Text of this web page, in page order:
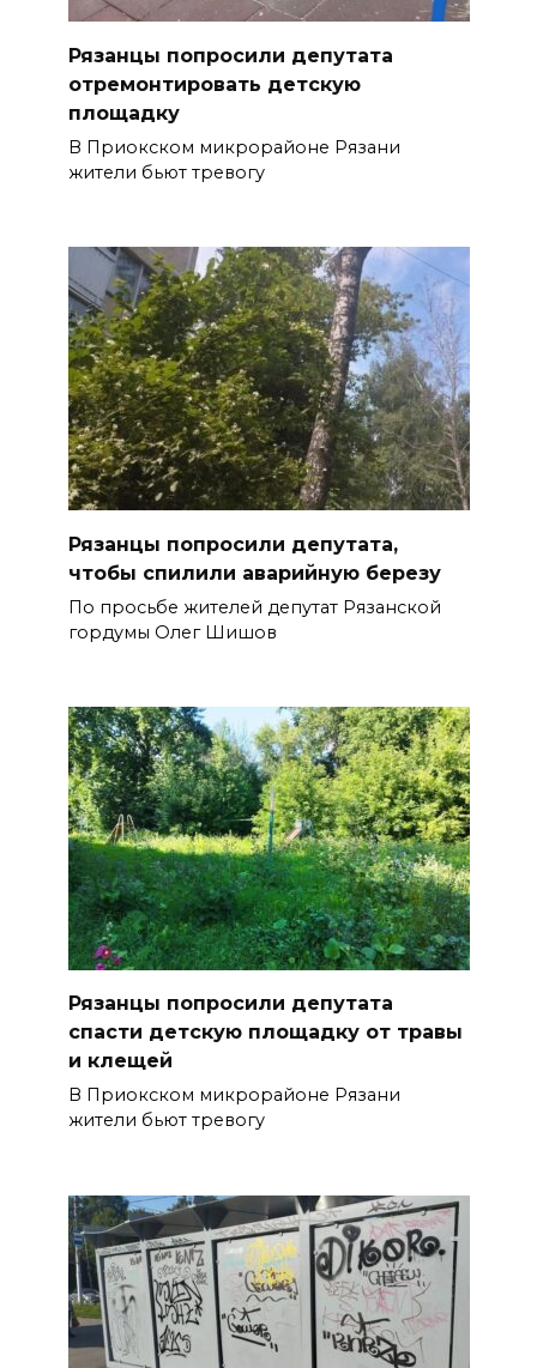
Рязанцы попросили депутата
отремонтировать детскую
площадку
В Приокском микрорайоне Рязани
жители бьют тревогу
Рязанцы попросили депутата,
чтобы спилили аварийную березу
По просьбе жителей депутат Рязанской
гордумы Олег Шишов
Рязанцы попросили депутата
спасти детскую площадку от травы
и клещей
В Приокском микрорайоне Рязани
жители бьют тревогу